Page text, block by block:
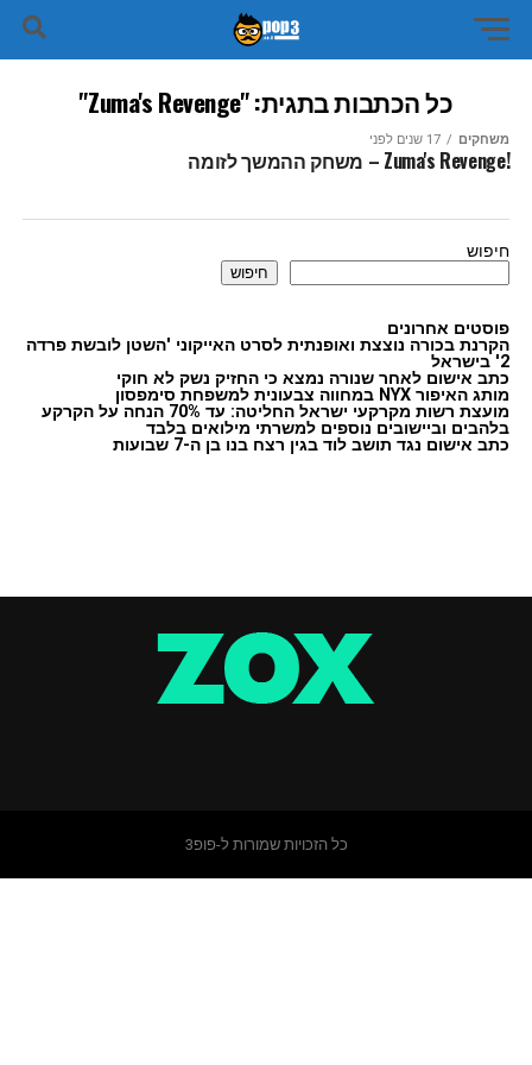
כל הכתבות בתגית: "Zuma's Revenge"
משחקים 17 שנים לפני
!Zuma's Revenge – משחק ההמשך לזומה
חיפוש
חיפוש
פוסטים אחרונים
הקרנת בכורה נוצצת ואופנתית לסרט האייקוני 'השטן לובשת פרדה
2' בישראל
כתב אישום לאחר שנורה נמצא כי החזיק נשק לא חוקי
מותג האיפור NYX במחווה צבעונית למשפחת סימפסון
מועצת רשות מקרקעי ישראל החליטה: עד 70% הנחה על הקרקע
בלהבים וביישובים נוספים למשרתי מילואים בלבד
כתב אישום נגד תושב לוד בגין רצח בנו בן ה-7 שבועות
כל הזכויות שמורות ל-פופ3